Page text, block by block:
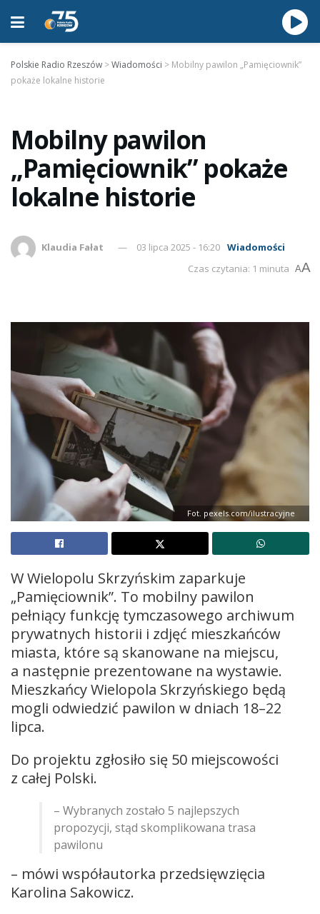
Polskie Radio Rzeszów >Wiadomości > Mobilny pawilon „Pamięciownik”
pokaże lokalne historie
Mobilny pawilon
„Pamięciownik” pokaże
lokalne historie
Klaudia Fałat 03 lipca 2025 - 16:20 Wiadomości
Czas czytania: 1 minuta AA
Fot. pexels.com/ilustracyjne
W Wielopolu Skrzyńskim zaparkuje
„Pamięciownik”. To mobilny pawilon
pełniący funkcję tymczasowego archiwum
prywatnych historii i zdjęć mieszkańców
miasta, które są skanowane na miejscu,
a następnie prezentowane na wystawie.
Mieszkańcy Wielopola Skrzyńskiego będą
mogli odwiedzić pawilon w dniach 18–22
lipca.
Do projektu zgłosiło się 50 miejscowości
z całej Polski.
– Wybranych zostało 5 najlepszych
propozycji, stąd skomplikowana trasa
pawilonu
– mówi współautorka przedsięwzięcia
Karolina Sakowicz.